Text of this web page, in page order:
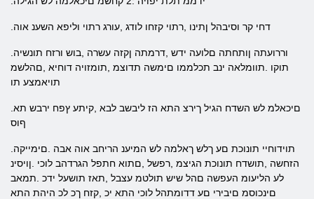
.דחי קר וסיבהל ןתינו ,רתוי קזחו לודג ,עורג רתוי וליפא השענ אוה
תוקו .תוומלאה ינב תכלממו םימשה תדוצמ ,תומזויה דוחיא ,םהלשמ
תויאמצע תו
ףוס
הזחשה ,תושדח תונוכת הגיצמ ,רפשל ,םתוא חתפל הגרדהב לוכי .ןויסינ
לע הליעומ העפשה םהל שיש תולטמ עצבל ,תאז תושעל ידכ .תמאב
םינכוסמ םיבירי םע דדומתהל לוכי התא יכ ,קזח ךכ לכ היהת התא